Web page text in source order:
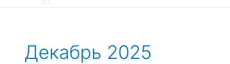
Декабрь 2025